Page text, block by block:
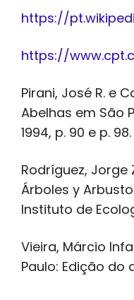
https://
https://
Pirani, José R. e
Abelhas em São
1994, p. 90 e p. 98.
Rodríguez, Jorge
Árboles y
Instituto de
Vieira, Márcio
Paulo: Edição do